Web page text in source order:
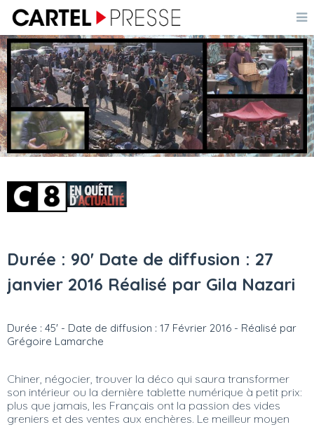
Durée : 90' Date de diffusion : 27
janvier 2016 Réalisé par Gila Nazari
Durée : 45' - Date de diffusion : 17 Février 2016 - Réalisé par
Grégoire Lamarche
Chiner, négocier, trouver la déco qui saura transformer
son intérieur ou la dernière tablette numérique à petit prix:
plus que jamais, les Français ont la passion des vides
greniers et des ventes aux enchères. Le meilleur moyen